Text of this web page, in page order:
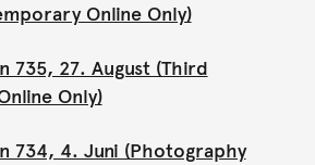
Online Only)
735, 27. August (Third
Only)
734, 4. Juni (Photography